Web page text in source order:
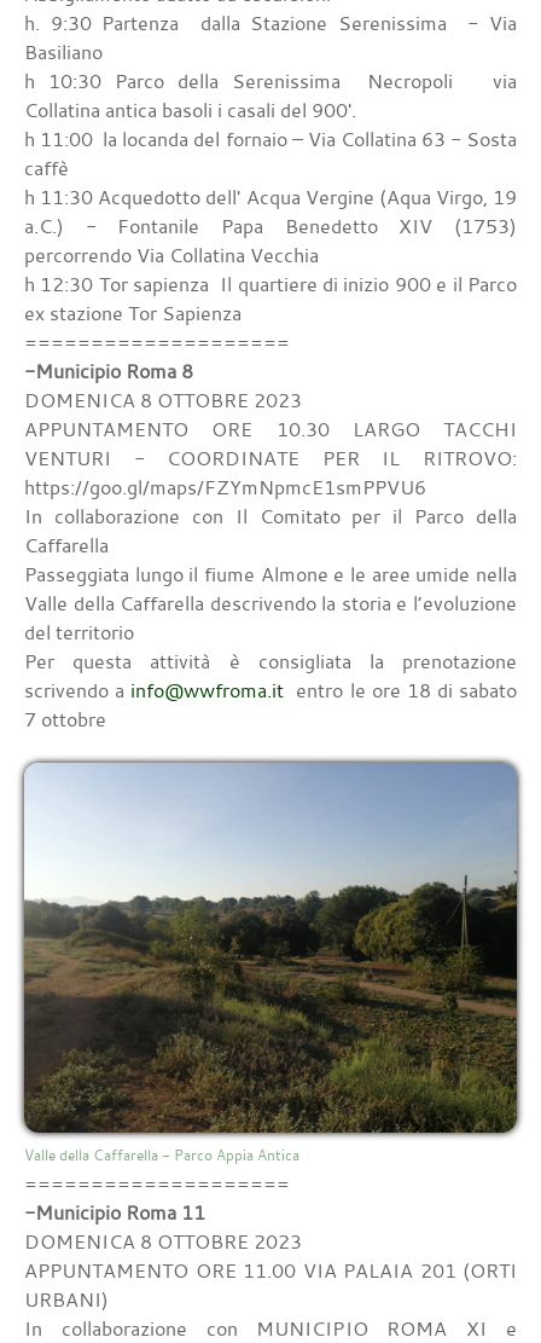
h. 9:30 Partenza dalla Stazione Serenissima - Via
Basiliano
h 10:30 Parco della Serenissima Necropoli via
Collatina antica basoli i casali del 900'.
h 11:00 la locanda del fornaio – Via Collatina 63 - Sosta
caffè
h 11:30 Acquedotto dell' Acqua Vergine (Aqua Virgo, 19
a.C.) - Fontanile Papa Benedetto XIV (1753)
percorrendo Via Collatina Vecchia
h 12:30 Tor sapienza Il quartiere di inizio 900 e il Parco
ex stazione Tor Sapienza
====================
-Municipio Roma 8
DOMENICA 8 OTTOBRE 2023
APPUNTAMENTO ORE 10.30 LARGO TACCHI
VENTURI - COORDINATE PER IL RITROVO:
https://goo.gl/maps/FZYmNpmcE1smPPVU6
In collaborazione con Il Comitato per il Parco della
Caffarella
Passeggiata lungo il fiume Almone e le aree umide nella
Valle della Caffarella descrivendo la storia e l’evoluzione
del territorio
Per questa attività è consigliata la prenotazione
scrivendo a info@wwfroma.it entro le ore 18 di sabato
7 ottobre
Valle della Caffarella - Parco Appia Antica
====================
-Municipio Roma 11
DOMENICA 8 OTTOBRE 2023
APPUNTAMENTO ORE 11.00 VIA PALAIA 201 (ORTI
URBANI)
In collaborazione con MUNICIPIO ROMA XI e